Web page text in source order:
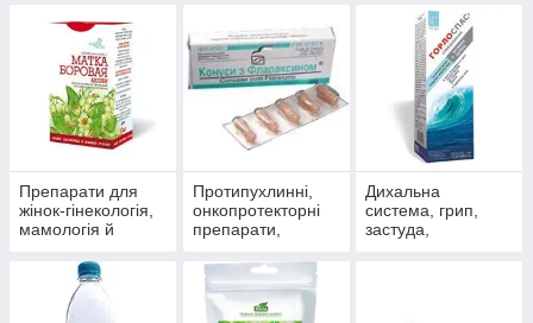
концентрати для
прийняття ванн.
чоловічого
здоров'я
Препарати для
жінок-гінекологія,
мамологія й
Протипухлинні,
онкопротекторні
препарати,
Дихальна
система, грип,
застуда,